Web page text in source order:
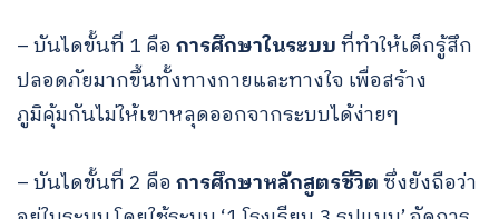
– บันไดขั้นที่ 1 คือการศึกษาในระบบที่ทำให้เด็กรู้สึก
ปลอดภัยมากขึ้นทั้งทางกายและทางใจ เพื่อสร้าง
ภูมิคุ้มกันไม่ให้เขาหลุดออกจากระบบได้ง่ายๆ
– บันไดขั้นที่ 2 คือการศึกษาหลักสูตรชีวิตซึ่งยังถือว่า